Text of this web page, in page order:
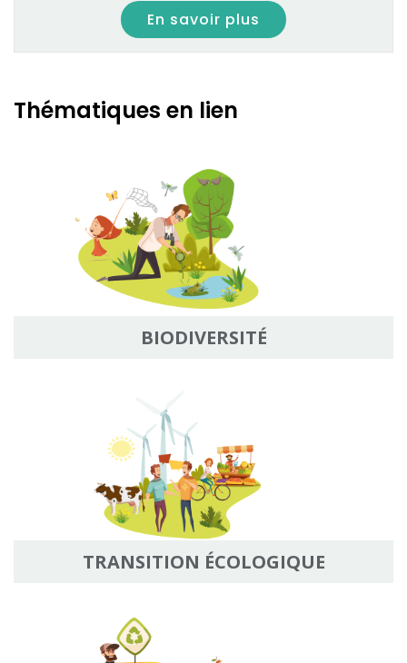
En savoir plus
Thématiques en lien
BIODIVERSITÉ
TRANSITION ÉCOLOGIQUE